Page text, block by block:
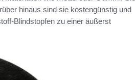
hinaus sind sie kostengünstig und
Blindstopfen zu einer äußerst